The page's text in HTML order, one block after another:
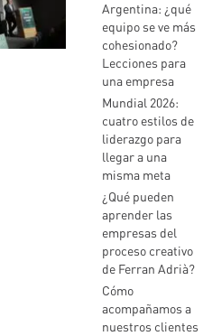
Argentina: ¿qué
equipo se ve más
cohesionado?
Lecciones para
una empresa
Mundial 2026:
cuatro estilos de
liderazgo para
llegar a una
misma meta
¿Qué pueden
aprender las
empresas del
proceso creativo
de Ferran Adrià?
Cómo
acompañamos a
nuestros clientes